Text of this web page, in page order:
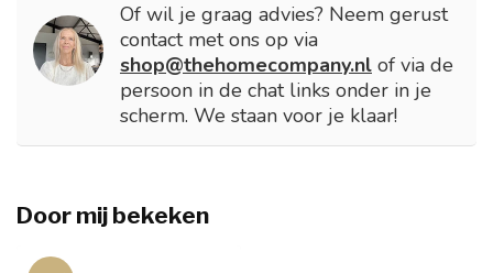
Of wil je graag advies? Neem gerust
contact met ons op via
shop@thehomecompany.nl of via de
persoon in de chat links onder in je
scherm. We staan voor je klaar!
Door mij bekeken